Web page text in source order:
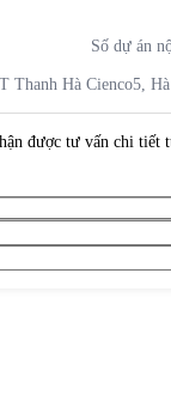
Số dự án
Thanh Hà Cienco5,
được tư vấn chi tiết